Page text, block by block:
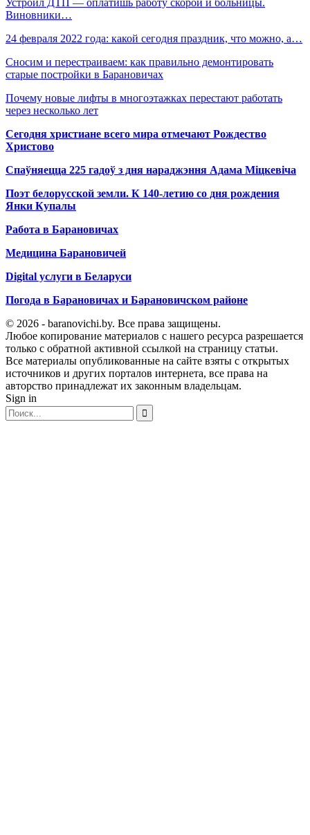
Виновники…
24 февраля 2022 года: какой сегодня праздник, что можно, а…
Сносим и перестраиваем: как правильно демонтировать
старые постройки в Барановичах
Почему новые лифты в многоэтажках перестают работать
через несколько лет
Сегодня христиане всего мира отмечают Рождество
Христово
Спаўняецца 225 гадоў з дня нараджэння Адама Міцкевіча
Поэт белорусской земли. К 140-летию со дня рождения
Янки Купалы
Работа в Барановичах
Медицина Барановичей
Digital услуги в Беларуси
Погода в Барановичах и Барановичском районе
© 2026 - baranovichi.by. Все права защищены.
Любое копирование материалов с нашего ресурса разрешается
только с обратной активной ссылкой на страницу статьи.
Все материалы опубликованные на сайте взяты с открытых
источников и других порталов интернета, все права на
авторство принадлежат их законным владельцам.
Sign in